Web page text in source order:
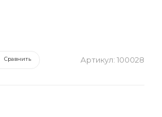
Сравнить Артикул: 100028